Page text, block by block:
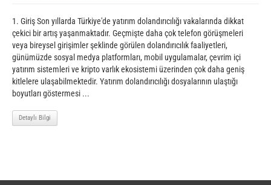
1. Giriş Son yıllarda Türkiye'de yatırım dolandırıcılığı vakalarında dikkat
çekici bir artış yaşanmaktadır. Geçmişte daha çok telefon görüşmeleri
veya bireysel girişimler şeklinde görülen dolandırıcılık faaliyetleri,
günümüzde sosyal medya platformları, mobil uygulamalar, çevrim içi
yatırım sistemleri ve kripto varlık ekosistemi üzerinden çok daha geniş
kitlelere ulaşabilmektedir. Yatırım dolandırıcılığı dosyalarının ulaştığı
boyutları göstermesi ...
Detaylı Bilgi